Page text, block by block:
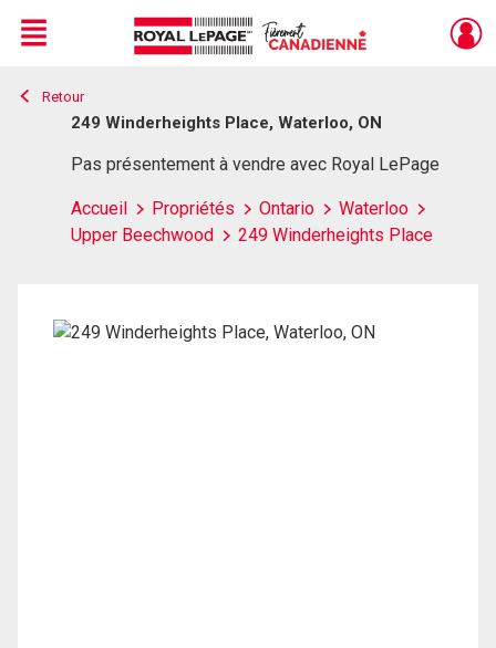
Live
En Direct
Menu
Retour
249 Winderheights Place, Waterloo, ON
Pas présentement à vendre avec Royal LePage
Accueil Propriétés Ontario
Waterloo
Upper Beechwood
249 Winderheights Place